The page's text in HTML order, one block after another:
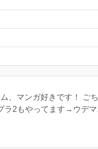
、マンガ好きです！ ご
てます→ウデマエ